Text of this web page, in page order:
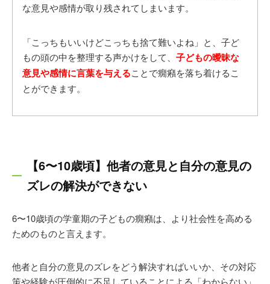
な意見や感情が取り残されてしまいます。
「こっちもいいけどこっちも捨て難いよね」と、子ど
もの頭の中を整理する声かけをして、 子どもの曖昧な
意見や感情に言葉を与えることで癇癪を落ち着けるこ
とができます。
【6〜10歳頃】他者の意見と自分の意見の
ズレの解決ができない
6〜10歳頃の学童期の子どもの癇癪は、より社会性を高める
ためのものと言えます。
他者と自分の意見のズレをどう解決すればいいか、その対応
策や経験が圧倒的に不足していることによる「わからない」